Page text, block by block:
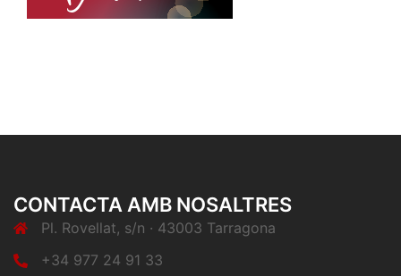
CONTACTA AMB NOSALTRES
Pl. Rovellat, s/n · 43003 Tarragona
+34 977 24 91 33